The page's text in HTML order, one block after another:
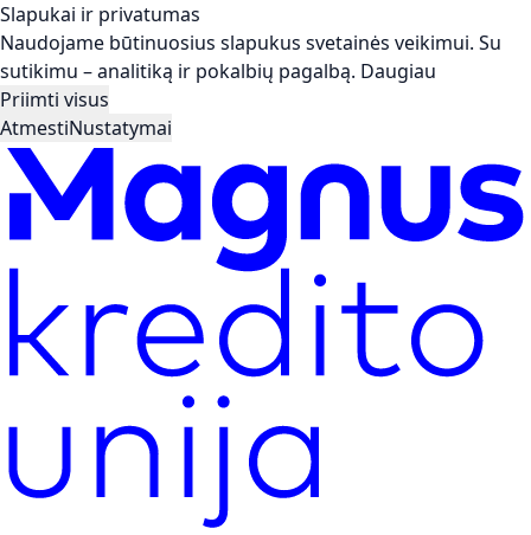
Slapukai ir privatumas
Naudojame būtinuosius slapukus svetainės veikimui. Su
sutikimu – analitiką ir pokalbių pagalbą. Daugiau
Priimti visus
AtmestiNustatymai